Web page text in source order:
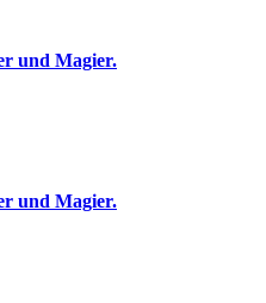
und Magier.
und Magier.